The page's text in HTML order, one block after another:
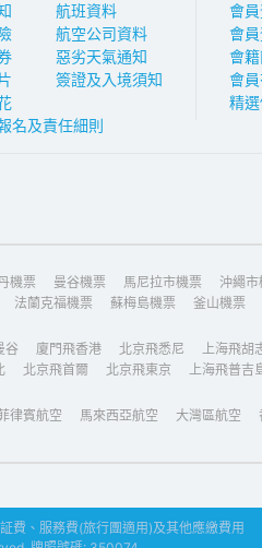
航班資料
航空公司資料
惡劣天氣通知
簽證及入境須知
名及責任細則
會員
會
會
會
精
機票 曼谷機票 馬尼拉市機票 沖繩市
法蘭克福機票 蘇梅島機票 釜山機票
谷 廈門飛香港 北京飛悉尼 上海飛胡
北京飛首爾 北京飛東京 上海飛普吉
律賓航空 馬來西亞航空 大灣區航空
費、服務費(旅行團適用)及其他應繳費用